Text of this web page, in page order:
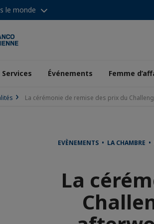
le monde
Services Événements Femme
La cérémonie de remise des prix du
EVÈNEMENTS • LA CHAMBRE •
La